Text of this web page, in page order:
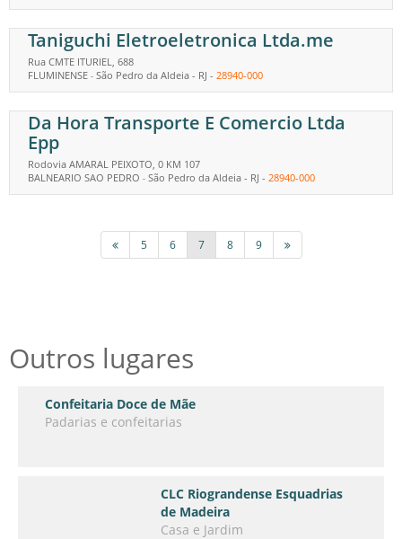
Taniguchi Eletroeletronica Ltda.me
Rua CMTE ITURIEL, 688
FLUMINENSE - São Pedro da Aldeia - RJ - 28940-000
Da Hora Transporte E Comercio Ltda
Epp
Rodovia AMARAL PEIXOTO, 0 KM 107
BALNEARIO SAO PEDRO - São Pedro da Aldeia - RJ - 28940-000
5 6 7 8 9
Outros lugares
Confeitaria Doce de Mãe
Padarias e confeitarias
CLC Riograndense Esquadrias
de Madeira
Casa e Jardim